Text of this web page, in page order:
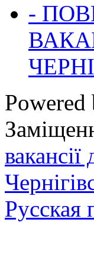
-
Powered
Русская